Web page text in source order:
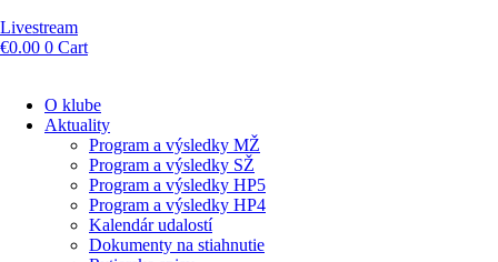
Livestream
€0.00 0 Cart
O klube
Aktuality
Program a výsledky MŽ
Program a výsledky SŽ
Program a výsledky HP5
Program a výsledky HP4
Kalendár udalostí
Dokumenty na stiahnutie